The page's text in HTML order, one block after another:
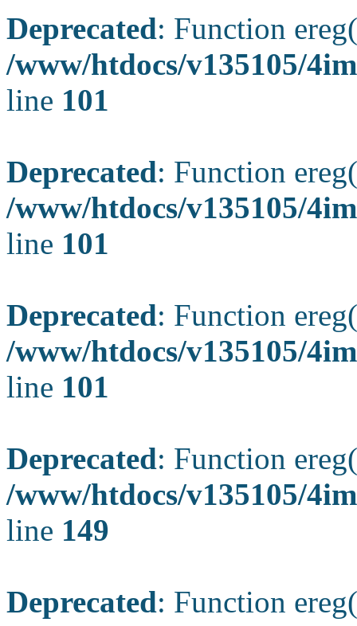
Deprecated: Function
/www/htdocs/v135105/
line 101
Deprecated: Function
/www/htdocs/v135105/
line 101
Deprecated: Function
/www/htdocs/v135105/
line 101
Deprecated: Function
/www/htdocs/v135105/
line 149
Deprecated: Function